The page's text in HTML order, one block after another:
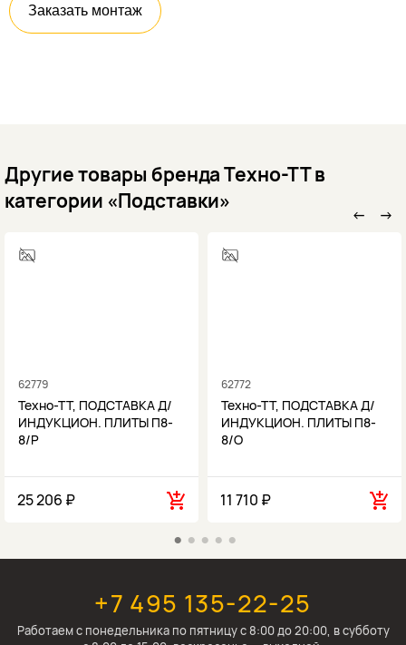
Заказать монтаж
Другие товары бренда Техно-ТТ в
категории «Подставки»
←
62779
Техно-ТТ, ПОДСТАВКА Д/
ИНДУКЦИОН. ПЛИТЫ П8-
8/Р
25 206 ₽
62772
Техно-ТТ, ПОДСТАВКА Д/
ИНДУКЦИОН. ПЛИТЫ П8-
8/О
11 710 ₽
→
+7 495 135-22-25
Работаем c понедельника по пятницу с 8:00 до 20:00, в субботу